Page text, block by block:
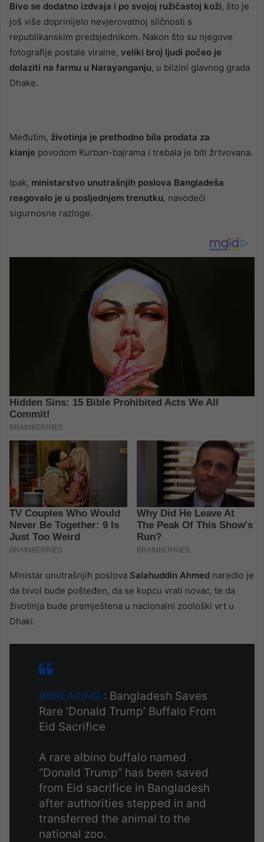
Bivo se dodatno izdvaja i po svojoj ružičastoj koži, što je
još više doprinijelo nevjerovatnoj sličnosti s
republikanskim predsjednikom. Nakon što su njegove
fotografije postale viralne, veliki broj ljudi počeo je
dolaziti na farmu u Narayanganju, u blizini glavnog grada
Dhake.
Međutim, životinja je prethodno bila prodata za
klanje povodom Kurban-bajrama i trebala je biti žrtvovana.
Ipak, ministarstvo unutrašnjih poslova Bangladeša
reagovalo je u posljednjem trenutku, navodeći
sigurnosne razloge.
Ministar unutrašnjih poslova Salahuddin Ahmed naredio je
da bivol bude pošteđen, da se kupcu vrati novac, te da
životinja bude premještena u nacionalni zoološki vrt u
Dhaki.
#BREAKING : Bangladesh Saves
Rare ‘Donald Trump’ Buffalo From
Eid Sacrifice
A rare albino buffalo named
“Donald Trump” has been saved
from Eid sacrifice in Bangladesh
after authorities stepped in and
transferred the animal to the
national zoo.